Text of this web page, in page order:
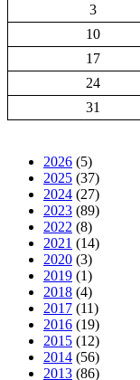
3
10
17
24
31
2026 (5)
2025 (37)
2024 (27)
2023 (89)
2022 (8)
2021 (14)
2020 (3)
2019 (1)
2018 (4)
2017 (11)
2016 (19)
2015 (12)
2014 (56)
2013 (86)